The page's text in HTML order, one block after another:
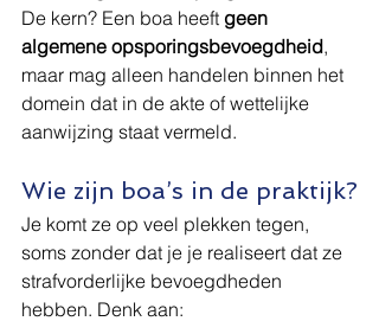
De kern? Een boa heeft geen
algemene opsporingsbevoegdheid,
maar mag alleen handelen binnen het
domein dat in de akte of wettelijke
aanwijzing staat vermeld.
Wie zijn boa’s in de praktijk?
Je komt ze op veel plekken tegen,
soms zonder dat je je realiseert dat ze
strafvorderlijke bevoegdheden
hebben. Denk aan: